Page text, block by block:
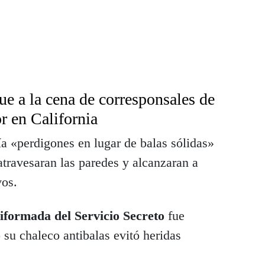
a la cena de corresponsales de
en California
en lugar de balas sólidas»
las paredes y alcanzaran a
del Servicio Secreto fue
chaleco antibalas evitó heridas